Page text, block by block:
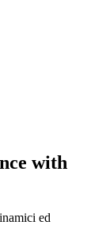
with
ed